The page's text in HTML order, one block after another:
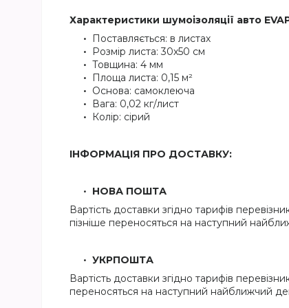
Характеристики шумоізоляції авто
Поставляється: в листах
Розмір листа: 30х50 см
Товщина: 4 мм
Площа листа: 0,15 м²
Основа: самоклеюча
Вага: 0,02 кг/лист
Колір: сірий
ІНФОРМАЦІЯ ПРО ДОСТАВКУ:
НОВА ПОШТА
Вартість доставки згідно тарифів
пізніше переносяться на наступний
УКРПОШТА
Вартість доставки згідно тарифів
переносяться на наступний найближчий